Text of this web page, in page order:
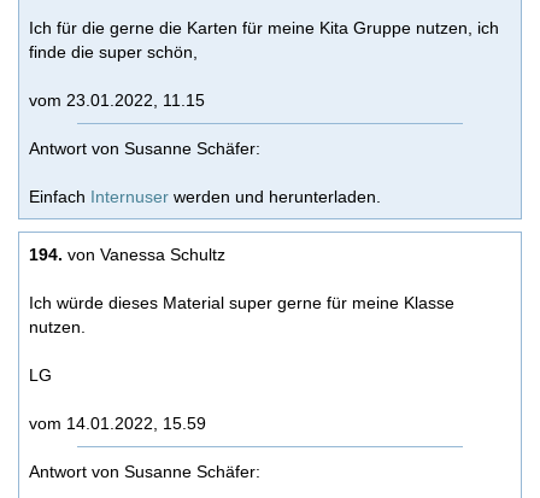
Ich für die gerne die Karten für meine Kita Gruppe nutzen, ich
finde die super schön,
vom 23.01.2022, 11.15
Antwort von Susanne Schäfer:
Einfach Internuser werden und herunterladen.
194. von Vanessa Schultz
Ich würde dieses Material super gerne für meine Klasse
nutzen.
LG
vom 14.01.2022, 15.59
Antwort von Susanne Schäfer: